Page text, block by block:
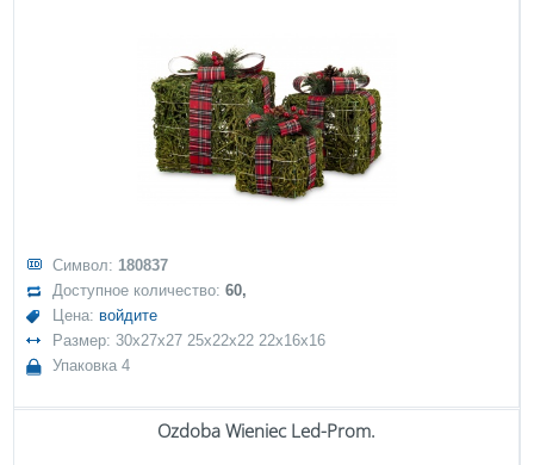
Символ: 180837
Доступное количество:60,
Цена: войдите
Размер: 30x27x27 25x22x22 22x16x16
Упаковка 4
Ozdoba Wieniec Led-Prom.